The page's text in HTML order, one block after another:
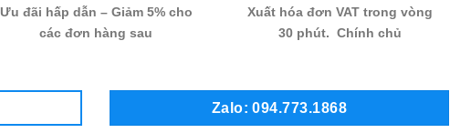
Ưu đãi hấp dẫn – Giảm 5% cho
các đơn hàng sau
Xuất hóa đơn VAT trong vòng
30 phút. Chính chủ
Zalo: 094.773.1868